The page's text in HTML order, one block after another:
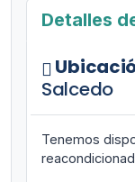
Detalles
Salcedo
Tenemos